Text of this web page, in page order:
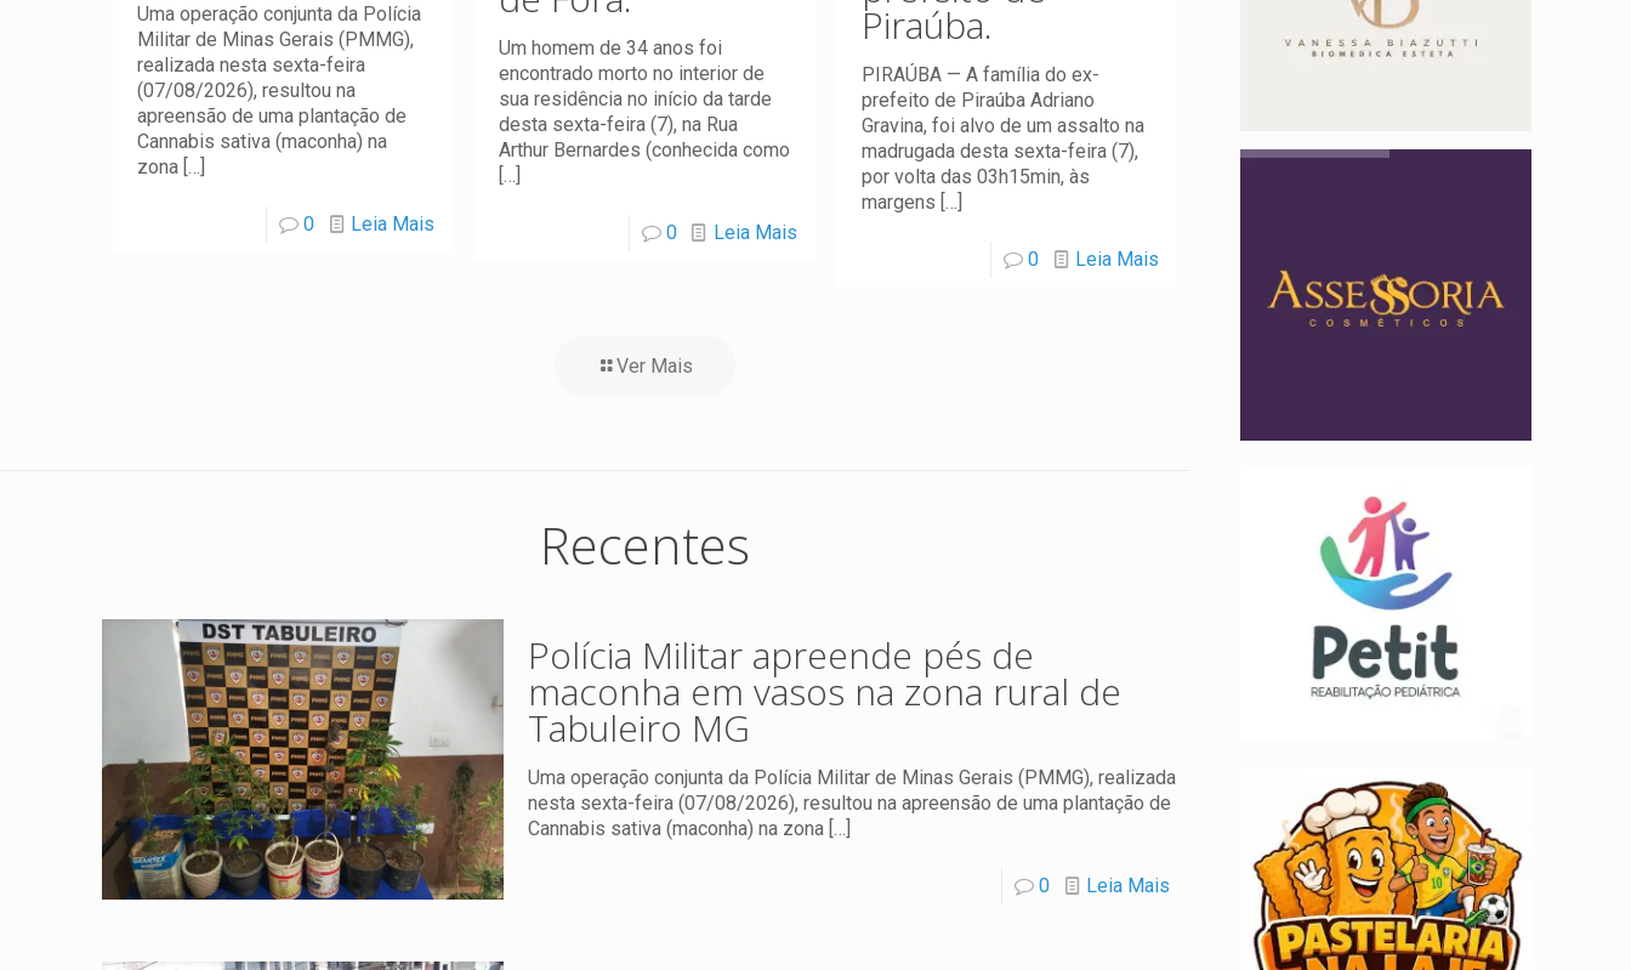
Uma operação conjunta da Polícia
Militar de Minas Gerais (PMMG),
realizada nesta sexta-feira
(07/08/2026), resultou na
apreensão de uma plantação de
Cannabis sativa (maconha) na
zona[…]
0 Leia Mais
Um homem de 34 anos foi
encontrado morto no interior de
sua residência no início da tarde
desta sexta-feira (7), na Rua
Arthur Bernardes (conhecida como
[…]
0 Leia Mais
Piraúba.
PIRAÚBA — A família do ex-
prefeito de Piraúba Adriano
Gravina, foi alvo de um assalto na
madrugada desta sexta-feira (7),
por volta das 03h15min, às
margens […]
0 Leia Mais
Ver Mais
Recentes
Polícia Militar apreende pés de
maconha em vasos na zona rural de
Tabuleiro MG
Uma operação conjunta da Polícia Militar de Minas Gerais (PMMG), realizada
nesta sexta-feira (07/08/2026), resultou na apreensão de uma plantação de
Cannabis sativa (maconha) na zona […]
0 Leia Mais